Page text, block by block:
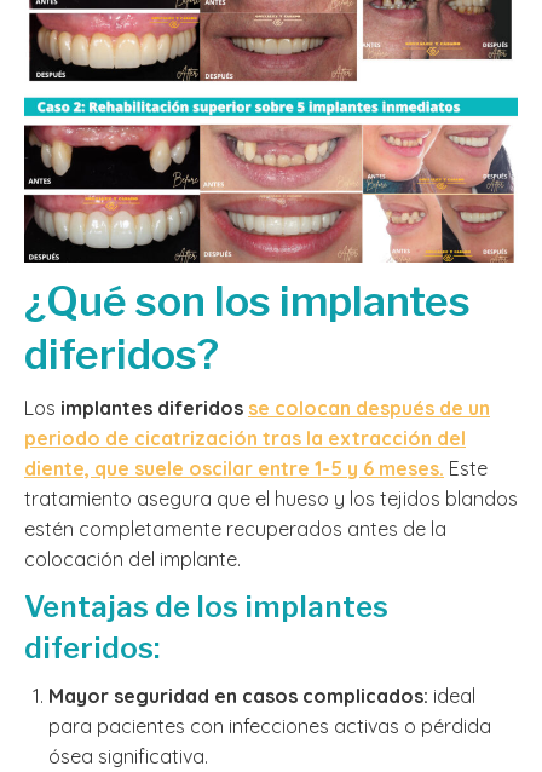
¿Qué son los implantes
diferidos?
Los implantes diferidos se colocan después de un
periodo de cicatrización tras la extracción del
diente, que suele oscilar entre 1-5 y 6 meses. Este
tratamiento asegura que el hueso y los tejidos blandos
estén completamente recuperados antes de la
colocación del implante.
Ventajas de los implantes
diferidos:
Mayor seguridad en casos complicados: ideal
para pacientes con infecciones activas o pérdida
ósea significativa.